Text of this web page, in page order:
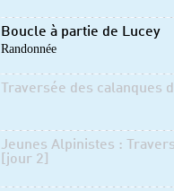
Boucle à partie de Lucey
Randonnée
Traversée des
Jeunes Alpinistes :
[jour 2]